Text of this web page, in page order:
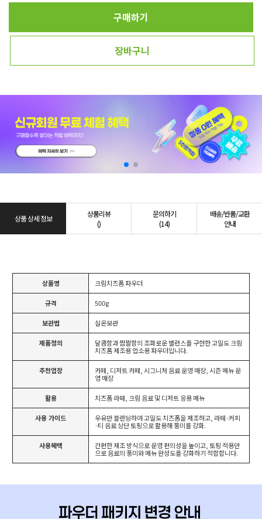
구매하기
장바구니
상품 상세 정보
상품리뷰
()
문의하기
(14)
배송/반품/교환
안내
상품명 크림치즈폼 파우더
규격 500g
보관법 실온보관
제품정의
달콤함과 짭짤함의 조화로운 밸런스를 구현한 고밀도 크림
치즈폼 제조용 업소용 파우더입니다.
추천업장
카페, 디저트 카페, 시그니처 음료 운영 매장, 시즌 메뉴 운
영 매장
활용 치즈폼 라떼, 크림 음료 및 디저트 응용 메뉴
사용 가이드
우유만 블렌딩하여 고밀도 치즈폼을 제조하고, 라떼·커피
·티 음료 상단 토핑으로 활용해 풍미를 강화.
사용혜택
간편한 제조 방식으로 운영 편의성을 높이고, 토핑 적용만
으로 음료의 풍미와 메뉴 완성도를 강화하기 적합합니다.